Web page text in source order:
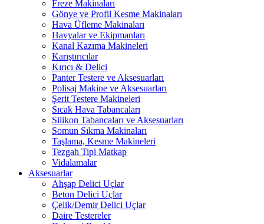
Freze Makinaları
Gönye ve Profil Kesme Makinaları
Hava Üfleme Makinaları
Havyalar ve Ekipmanları
Kanal Kazıma Makineleri
Karıştırıcılar
Kırıcı & Delici
Panter Testere ve Aksesuarları
Polisaj Makine ve Aksesuarları
Şerit Testere Makineleri
Sıcak Hava Tabancaları
Silikon Tabancaları ve Aksesuarları
Somun Sıkma Makinaları
Taşlama, Kesme Makineleri
Tezgah Tipi Matkap
Vidalamalar
Aksesuarlar
Ahşap Delici Uçlar
Beton Delici Uçlar
Çelik/Demir Delici Uçlar
Daire Testereler